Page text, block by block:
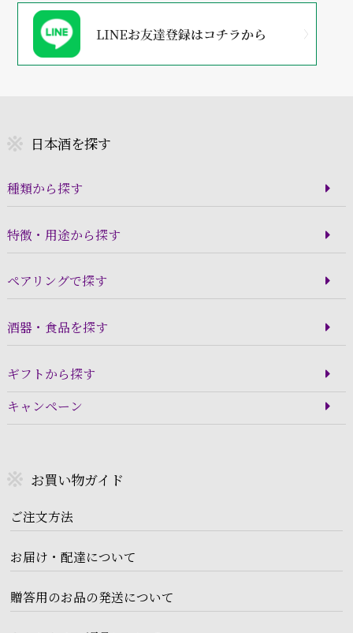
日本酒を探す
種類から探す
特徴・用途から探す
ペアリングで探す
酒器・食品を探す
ギフトから探す
キャンペーン
お買い物ガイド
ご注文方法
お届け・配達について
贈答用のお品の発送について